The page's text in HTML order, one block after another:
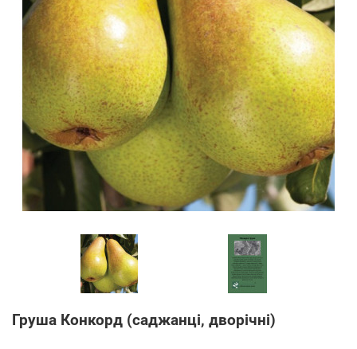
Груша Конкорд (саджанці, дворічні)